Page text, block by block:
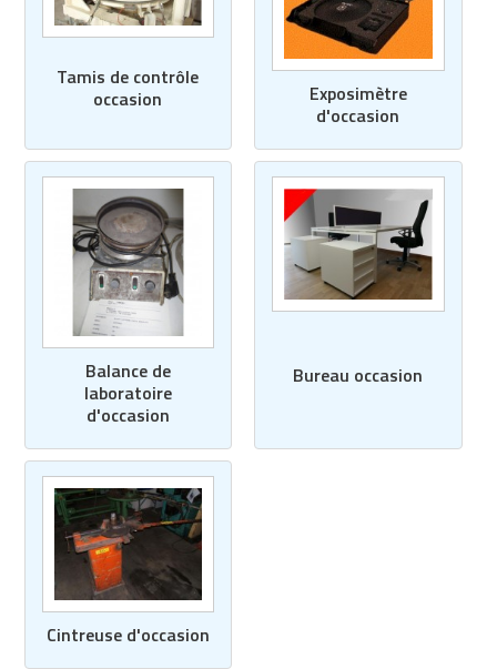
Tamis de contrôle
occasion
Exposimètre
d'occasion
Balance de
laboratoire
d'occasion
Bureau occasion
Cintreuse d'occasion